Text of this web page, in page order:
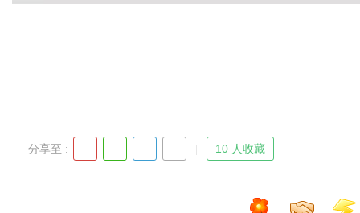
分享至 : 10 人收藏